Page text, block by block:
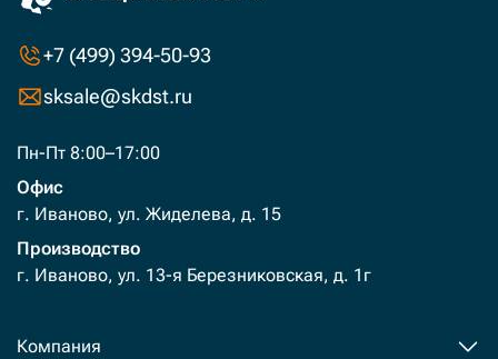
+7 (499) 394-50-93
sksale@skdst.ru
Пн-Пт 8:00–17:00
Офис
г. Иваново, ул. Жиделева, д. 15
Производство
г. Иваново, ул. 13-я Березниковская, д. 1г
Компания